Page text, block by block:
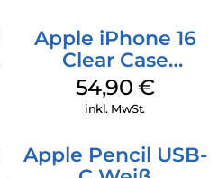
Apple iPhone 16
Clear Case
MagSafe
Transparent
54,90 €
inkl. MwSt.
Apple Pencil USB-